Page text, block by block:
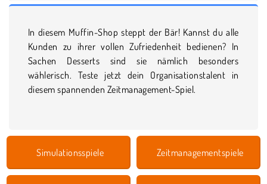
In diesem Muffin-Shop steppt der Bär! Kannst du alle
Kunden zu ihrer vollen Zufriedenheit bedienen? In
Sachen Desserts sind sie nämlich besonders
wählerisch. Teste jetzt dein Organisationstalent in
diesem spannenden Zeitmanagement-Spiel.
Simulationsspiele Zeitmanagementspiele